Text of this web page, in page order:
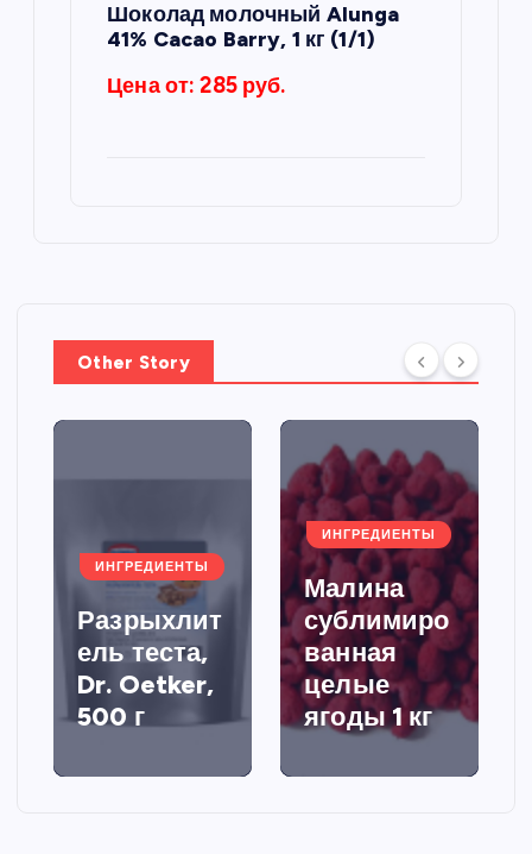
Шоколад молочный Alunga
41% Cacao Barry, 1 кг (1/1)
Цена от: 285 руб.
Other Story
ИНГРЕДИЕНТЫ
Разрыхлит
ель теста,
Dr. Oetker,
500 г
ИНГРЕДИЕНТЫ
Малина
сублимиро
ванная
целые
ягоды 1 кг